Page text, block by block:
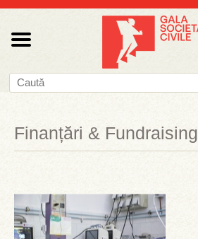
Finanțări & Fundraising